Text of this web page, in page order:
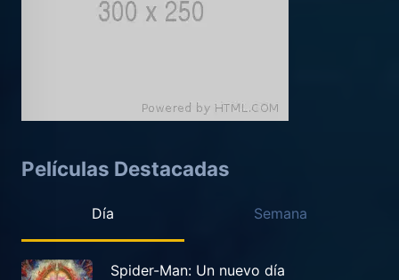
Películas Destacadas
Día Semana
Spider-Man: Un nuevo día